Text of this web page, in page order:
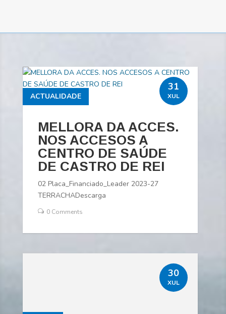
MELLORA DA ACCES.
NOS ACCESOS A
CENTRO DE SAÚDE
DE CASTRO DE REI
ACTUALIDADE
02 Placa_Financiado_Leader 2023-27
TERRACHADescarga
0 Comments
31
XUL
30
XUL